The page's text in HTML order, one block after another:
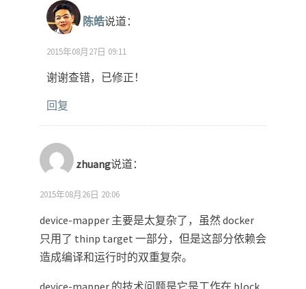
陈皓说道：
2015年08月27日 09:11
谢谢查错，已修正！
回复
zhuang说道：
2015年08月26日 20:06
device-mapper 主要是太复杂了，虽然 docker
只用了 thinp target 一部分，但是这部分依赖会
造成编译和运行时的双重复杂。
device-mapper 的技术问题是它是工作在 block